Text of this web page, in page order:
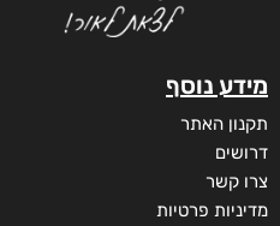
מידע נוסף
תקנון האתר
דרושים
צרו קשר
מדיניות פרטיות